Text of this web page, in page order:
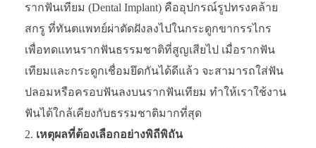
รากฟันเทียม (Dental Implant) คืออุปกรณ์รูปทรงคล้าย
สกรู ที่ทันตแพทย์ผ่าตัดฝังลงไปในกระดูกขากรรไกร
เพื่อทดแทนรากฟันธรรมชาติที่สูญเสียไป เมื่อรากฟัน
เทียมและกระดูกเชื่อมยึดกันได้ดีแล้ว จะสามารถใส่ฟัน
ปลอมหรือครอบฟันลงบนรากฟันเทียม ทำให้เราใช้งาน
ฟันได้ใกล้เคียงกับธรรมชาติมากที่สุด
เหตุผลที่ต้องเลือกอย่างพิถีพิถัน